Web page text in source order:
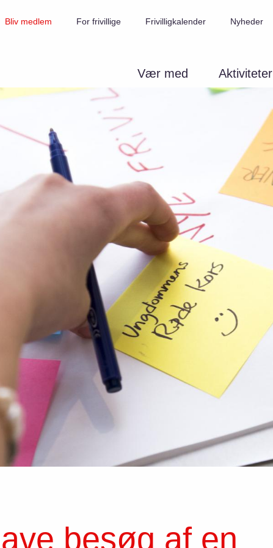
Vær med Aktiviteter
Bliv medlem For frivillige Frivilligkalender Nyheder
besøg af en